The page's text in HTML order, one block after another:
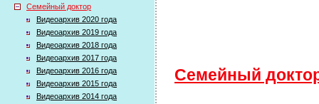
Семейный доктор
Видеоархив 2020 года
Видеоархив 2019 года
Видеоархив 2018 года
Видеоархив 2017 года
Видеоархив 2016 года
Видеоархив 2015 года
Видеоархив 2014 года
Семейный